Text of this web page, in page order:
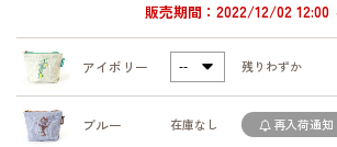
販売期間：2022/12/02 12:00
アイボリー 残りわずか
ブルー 在庫なし 再入荷通知